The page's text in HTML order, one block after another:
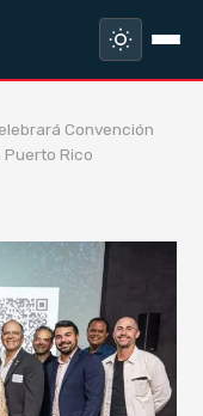
Convención
Puerto Rico